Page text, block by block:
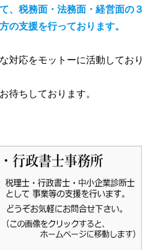
、税務面・法務面・経営面の３
の支援を行っております。
対応をモットーに活動しており
待ちしております。